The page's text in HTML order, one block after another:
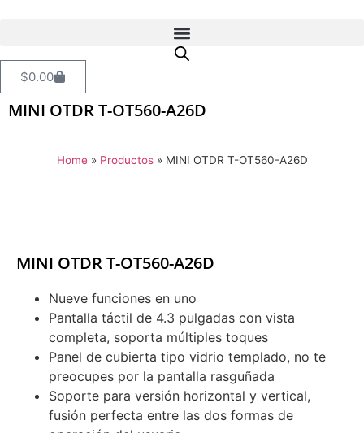
$0.00
MINI OTDR T-OT560-A26D
Home» Productos» MINI OTDR T-OT560-A26D
MINI OTDR T-OT560-A26D
Nueve funciones en uno
Pantalla táctil de 4.3 pulgadas con vista
completa, soporta múltiples toques
Panel de cubierta tipo vidrio templado, no te
preocupes por la pantalla rasguñada
Soporte para versión horizontal y vertical,
fusión perfecta entre las dos formas de